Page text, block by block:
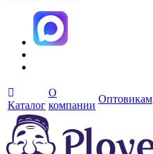
Каталог
О
компании
Оптовикам